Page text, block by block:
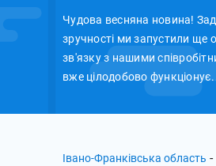
Чудова весняна новина!
зручності ми запустили ще
зв'язку з нашими
вже цілодобово
Івано-Франківська область -